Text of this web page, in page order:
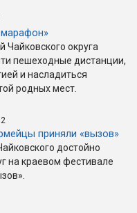
Чайковского округа
пешеходные дистанции,
и насладиться
родных мест.
приняли «вызов»
достойно
на краевом фестивале